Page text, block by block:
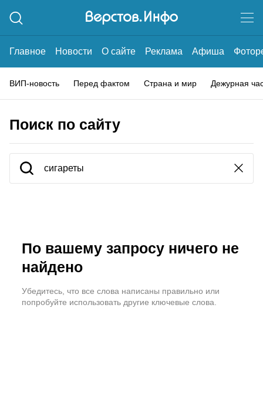
Главное Новости О сайте Реклама Афиша
ВИП-новость Перед фактом Страна и мир Дежурная
Поиск по сайту
По вашему запросу ничего не
найдено
Убедитесь, что все слова написаны правильно или
попробуйте использовать другие ключевые слова.